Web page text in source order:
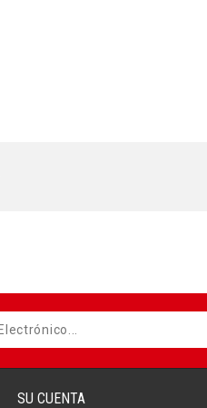
SU CUENTA